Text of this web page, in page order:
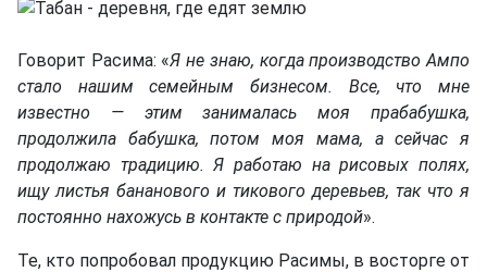
Говорит Расима: «Я не знаю, когда производство Ампо
стало нашим семейным бизнесом. Все, что мне
известно — этим занималась моя прабабушка,
продолжила бабушка, потом моя мама, а сейчас я
продолжаю традицию. Я работаю на рисовых полях,
ищу листья бананового и тикового деревьев, так что я
постоянно нахожусь в контакте с природой».
Те, кто попробовал продукцию Расимы, в восторге от